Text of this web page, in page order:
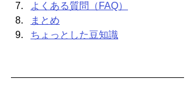
よくある質問（FAQ）
まとめ
ちょっとした豆知識